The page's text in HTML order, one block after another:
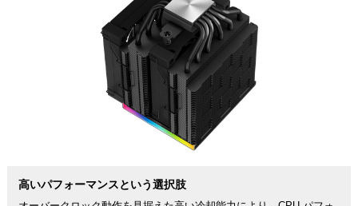
高いパフォーマンスという選択肢